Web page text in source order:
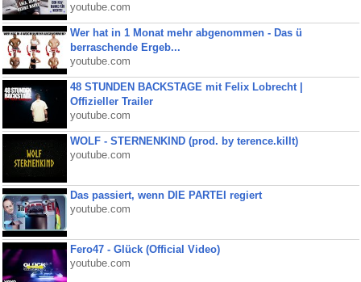
youtube.com
Wer hat in 1 Monat mehr abgenommen - Das ü
berraschende Ergeb...
youtube.com
48 STUNDEN BACKSTAGE mit Felix Lobrecht |
Offizieller Trailer
youtube.com
WOLF - STERNENKIND (prod. by terence.killt)
youtube.com
Das passiert, wenn DIE PARTEI regiert
youtube.com
Fero47 - Glück (Official Video)
youtube.com